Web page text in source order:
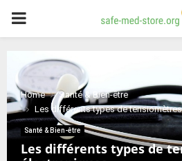
PRIMARY
MENU
Home
Santé & Bien-être
Les différents types de
Santé & Bien-être
Les différents types de